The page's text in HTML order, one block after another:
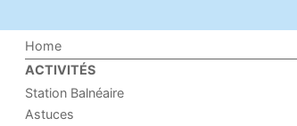
Home
ACTIVITÉS
Station Balnéaire
Astuces